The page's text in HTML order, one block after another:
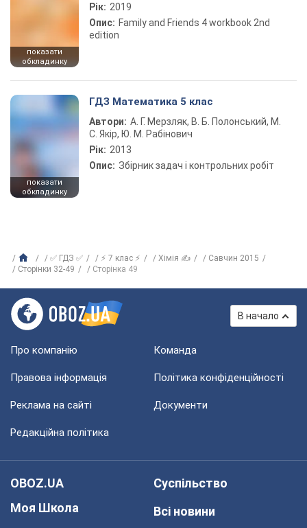
показати
обкладинку
Рік: 2019
Опис: Family and Friends 4 workbook 2nd
edition
показати
обкладинку
ГДЗ Математика 5 клас
Автори: А. Г. Мерзляк, В. Б. Полонський, М.
С. Якір, Ю. М. Рабінович
Рік: 2013
Опис: Збірник задач і контрольних робіт
✅ ГДЗ ✅ ⚡ 7 клас ⚡ Хімія ✍
Савчин 2015
Сторінки 32-49
Сторінка 49
В начало
Про компанію Команда
Правова інформація Політика конфіденційності
Реклама на сайті Документи
Редакційна політика
OBOZ.UA
Моя Школа
Суспільство
Всі новини